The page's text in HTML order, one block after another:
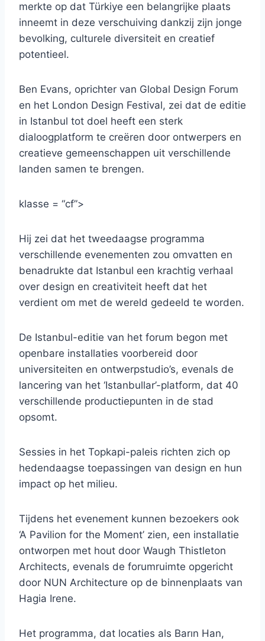
merkte op dat Türkiye een belangrijke plaats
inneemt in deze verschuiving dankzij zijn jonge
bevolking, culturele diversiteit en creatief
potentieel.
Ben Evans, oprichter van Global Design Forum
en het London Design Festival, zei dat de editie
in Istanbul tot doel heeft een sterk
dialoogplatform te creëren door ontwerpers en
creatieve gemeenschappen uit verschillende
landen samen te brengen.
klasse = “cf”>
Hij zei dat het tweedaagse programma
verschillende evenementen zou omvatten en
benadrukte dat Istanbul een krachtig verhaal
over design en creativiteit heeft dat het
verdient om met de wereld gedeeld te worden.
De Istanbul-editie van het forum begon met
openbare installaties voorbereid door
universiteiten en ontwerpstudio’s, evenals de
lancering van het ‘Istanbullar’-platform, dat 40
verschillende productiepunten in de stad
opsomt.
Sessies in het Topkapi-paleis richten zich op
hedendaagse toepassingen van design en hun
impact op het milieu.
Tijdens het evenement kunnen bezoekers ook
‘A Pavilion for the Moment’ zien, een installatie
ontworpen met hout door Waugh Thistleton
Architects, evenals de forumruimte opgericht
door NUN Architecture op de binnenplaats van
Hagia Irene.
Het programma, dat locaties als Barın Han,